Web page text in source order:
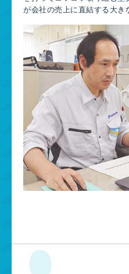
が会社の売上に直結する大き